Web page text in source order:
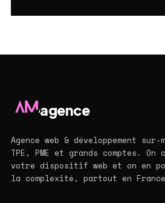
agence
Agence web & développement sur-
TPE, PME et grands comptes. On
votre dispositif web et on en
la complexité, partout en